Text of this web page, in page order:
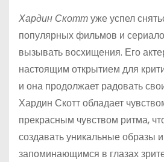
Хардин Скоттуже успел
популярных фильмов и
вызывать восхищения. Его
настоящим открытием для
и она продолжает радовать
Хардин Скотт обладает
прекрасным чувством ритма,
создавать уникальные образы
запоминающимся в глазах